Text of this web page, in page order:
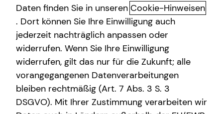
Sach- und Vermögenssicherung
Expat
werden sollte
Einen wertvollen Gegenstand, das eigene Auto oder die
Wohnung versichern? Klingt logisch. Aber auch die eigene
Arbeitskraft sollten erwerbstätige Menschen finanziell
absichern. Hast du schon einmal darüber nachgedacht,
was passieren würde, wenn du aus gesundheitlichen
Gründen nicht mehr arbeiten könntest? Dieses Risiko ist
viel höher, als die meisten vermuten. Jede vierte Person
Daten finden Sie in unseren Cookie-Hinweisen
. Dort können Sie Ihre Einwilligung auch
jederzeit nachträglich anpassen oder
widerrufen. Wenn Sie Ihre Einwilligung
widerrufen, gilt das nur für die Zukunft; alle
vorangegangenen Datenverarbeitungen
bleiben rechtmäßig (Art. 7 Abs. 3 S. 3
DSGVO). Mit Ihrer Zustimmung verarbeiten wir